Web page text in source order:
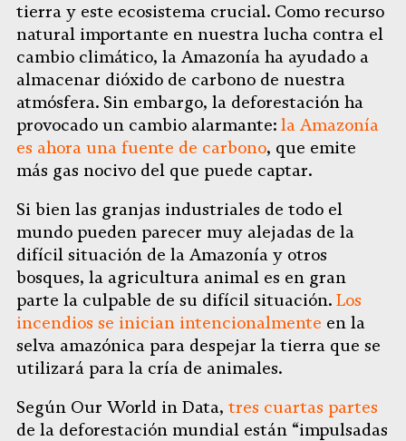
tierra y este ecosistema crucial. Como recurso
natural importante en nuestra lucha contra el
cambio climático, la Amazonía ha ayudado a
almacenar dióxido de carbono de nuestra
atmósfera. Sin embargo, la deforestación ha
provocado un cambio alarmante: la Amazonía
es ahora una fuente de carbono, que emite
más gas nocivo del que puede captar.
Si bien las granjas industriales de todo el
mundo pueden parecer muy alejadas de la
difícil situación de la Amazonía y otros
bosques, la agricultura animal es en gran
parte la culpable de su difícil situación. Los
incendios se inician intencionalmente en la
selva amazónica para despejar la tierra que se
utilizará para la cría de animales.
Según Our World in Data, tres cuartas partes
de la deforestación mundial están “impulsadas